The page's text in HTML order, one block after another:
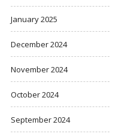
January 2025
December 2024
November 2024
October 2024
September 2024